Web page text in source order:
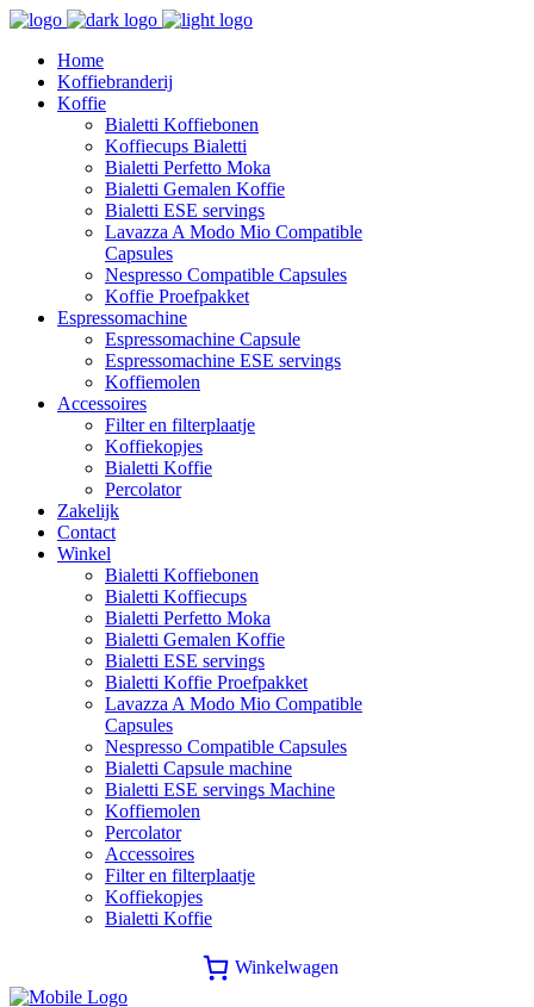
Home
Koffiebranderij
Koffie
Bialetti Koffiebonen
Koffiecups Bialetti
Bialetti Perfetto Moka
Bialetti Gemalen Koffie
Bialetti ESE servings
Lavazza A Modo Mio Compatible
Capsules
Nespresso Compatible Capsules
Koffie Proefpakket
Espressomachine
Espressomachine Capsule
Espressomachine ESE servings
Koffiemolen
Accessoires
Filter en filterplaatje
Koffiekopjes
Bialetti Koffie
Percolator
Zakelijk
Contact
Winkel
Bialetti Koffiebonen
Bialetti Koffiecups
Bialetti Perfetto Moka
Bialetti Gemalen Koffie
Bialetti ESE servings
Bialetti Koffie Proefpakket
Lavazza A Modo Mio Compatible
Capsules
Nespresso Compatible Capsules
Bialetti Capsule machine
Bialetti ESE servings Machine
Koffiemolen
Percolator
Accessoires
Filter en filterplaatje
Koffiekopjes
Bialetti Koffie
Winkelwagen